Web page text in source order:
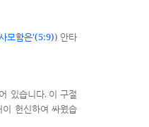
모함은'(5:9)) 안타
있습니다. 이 구절
헌신하여 싸웠습